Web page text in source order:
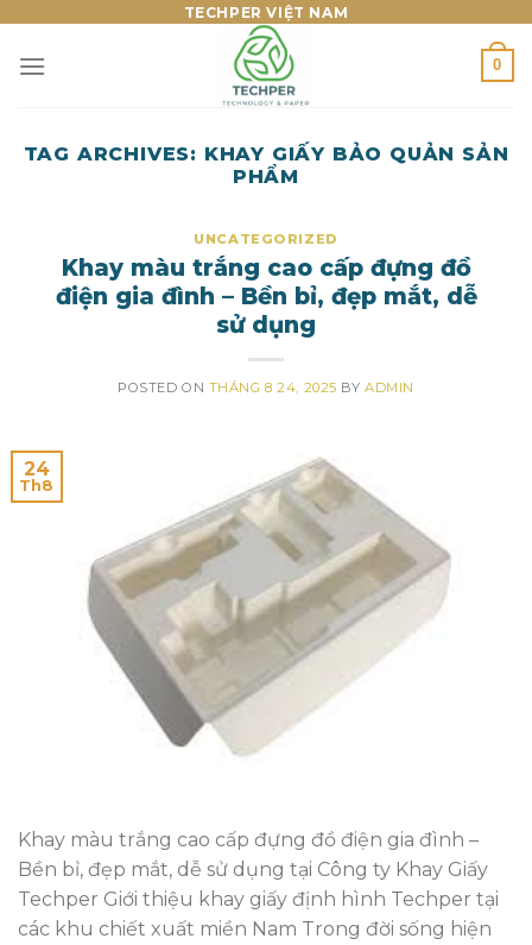
content
TECHPER VIỆT NAM
0
TAG ARCHIVES: KHAY GIẤY BẢO QUẢN SẢN
PHẨM
UNCATEGORIZED
Khay màu trắng cao cấp đựng đồ
điện gia đình – Bền bỉ, đẹp mắt, dễ
sử dụng
POSTED ON THÁNG 8 24, 2025 BY ADMIN
24
Th8
Khay màu trắng cao cấp đựng đồ điện gia đình –
Bền bỉ, đẹp mắt, dễ sử dụng tại Công ty Khay Giấy
Techper Giới thiệu khay giấy định hình Techper tại
các khu chiết xuất miền Nam Trong đời sống hiện